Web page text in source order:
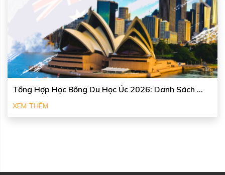
Tổng Hợp Học Bổng Du Học Úc 2026: Danh Sách ...
XEM THÊM